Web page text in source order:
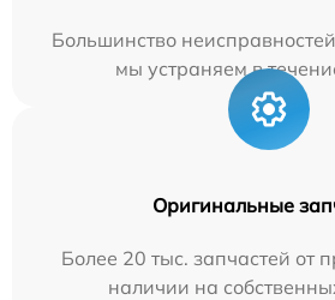
Большинство
мы устраняем в
Оригинальные
Более 20 тыс. запчастей от
наличии на